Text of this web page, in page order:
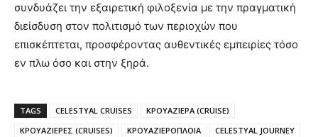
συνδυάζει την εξαιρετική φιλοξενία με την πραγματική
διείσδυση στον πολιτισμό των περιοχών που
επισκέπτεται, προσφέροντας αυθεντικές εμπειρίες τόσο
εν πλω όσο και στην ξηρά.
TAGS CELESTYAL CRUISES
ΚΡΟΥΑΖΙΕΡΑ (CRUISE)
ΚΡΟΥΑΖΙΕΡΕΣ (CRUISES)
ΚΡΟΥΑΖΙΕΡΟΠΛΟΙΑ
CELESTYAL JOURNEY